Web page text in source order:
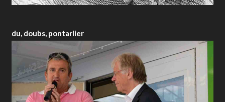
du, doubs, pontarlier